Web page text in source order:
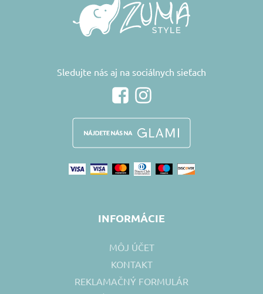
Sledujte nás aj na sociálnych sieťach
INFORMÁCIE
MÔJ ÚČET
KONTAKT
REKLAMAČNÝ FORMULÁR